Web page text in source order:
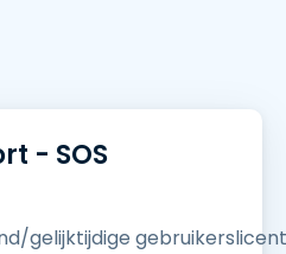
- SOS
gelijktijdige